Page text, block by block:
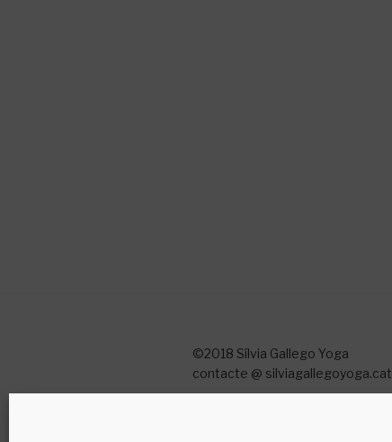
©2018 Sílvia Gallego Yoga
contacte @ silviagallegoyoga.cat